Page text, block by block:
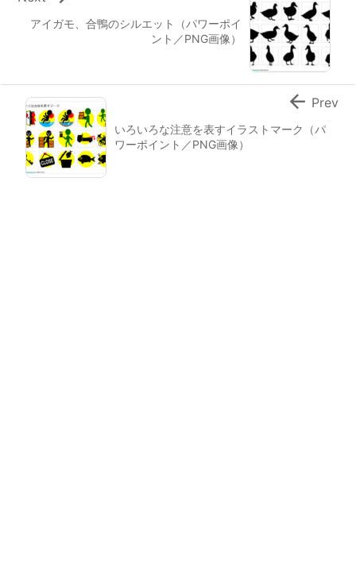
アイガモ、合鴨のシルエット（パワーポイ
ント／PNG画像）
いろいろな注意を表すイラストマーク（パ
ワーポイント／PNG画像）
 Prev